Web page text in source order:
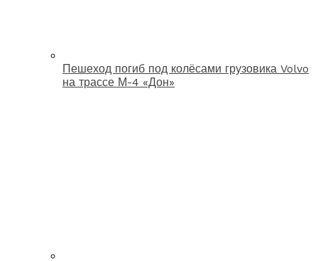
Пешеход погиб под колёсами грузовика Volvo
на трассе М-4 «Дон»